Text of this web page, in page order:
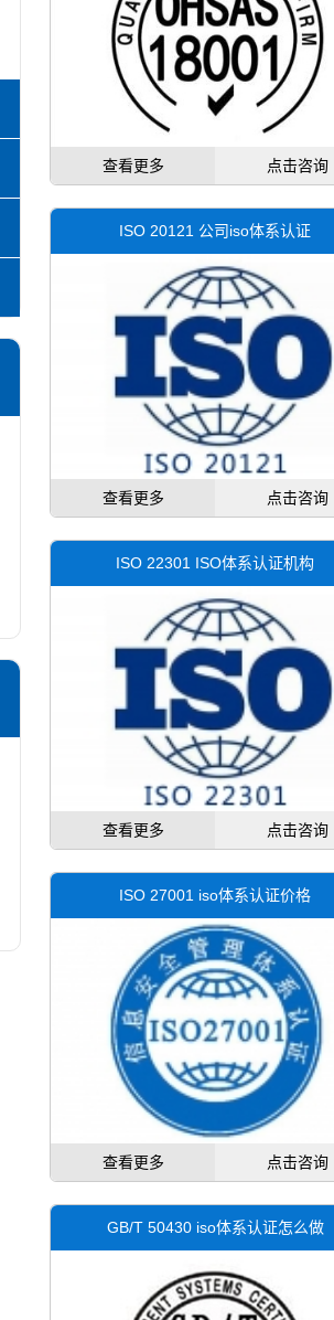
查看更多 点击咨询
ISO 20121 公司iso体系认证
查看更多 点击咨询
ISO 22301 ISO体系认证机构
查看更多 点击咨询
ISO 27001 iso体系认证价格
查看更多 点击咨询
GB/T 50430 iso体系认证怎么做